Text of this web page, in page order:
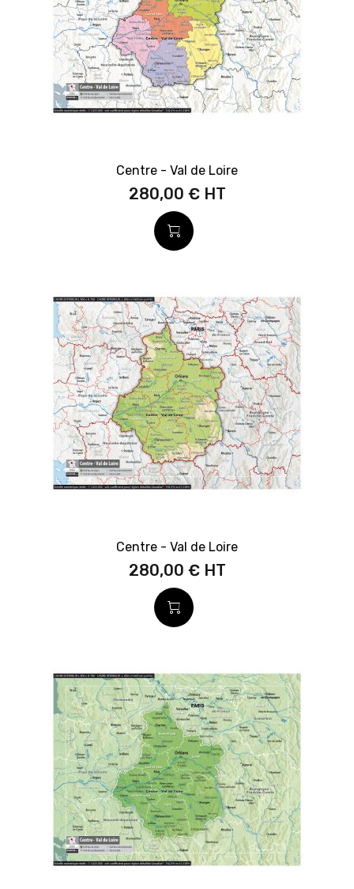
Centre - Val de Loire
280,00 €
Centre - Val de Loire
280,00 €